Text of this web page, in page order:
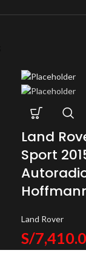
Land
Sport
Land Rover
S/